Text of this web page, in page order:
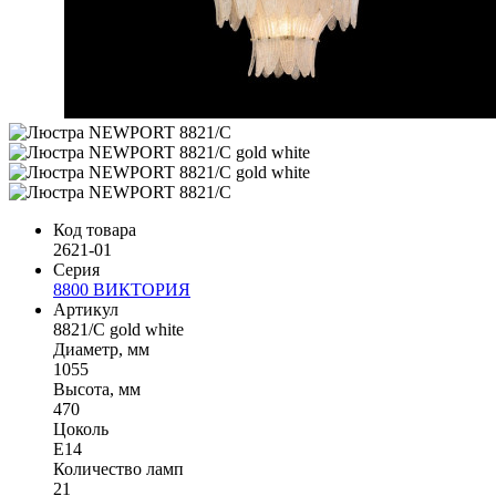
Код товара
2621-01
Серия
8800 ВИКТОРИЯ
Артикул
8821/C gold white
Диаметр, мм
1055
Высота, мм
470
Цоколь
E14
Количество ламп
21